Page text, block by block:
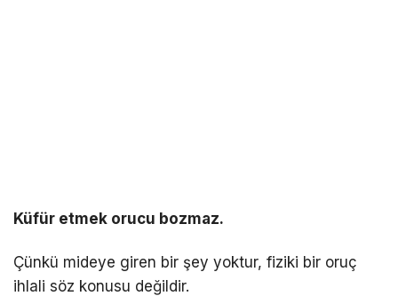
Küfür etmek orucu bozmaz.
Çünkü mideye giren bir şey yoktur, fiziki bir oruç
ihlali söz konusu değildir.